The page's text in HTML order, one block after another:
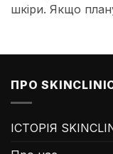
шкіри. Якщо
ПРО
ІСТОРІЯ